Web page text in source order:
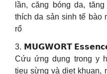
lần, căng bóng da,
thích da sản sinh tế bào
rổ
3. 𝗠𝗨𝗚𝗪𝗢𝗥𝗧 𝗘𝘀𝘀𝗲𝗻𝗰𝗲
Cứu ứng dụng trong y
tieu sừng và diet khuan,